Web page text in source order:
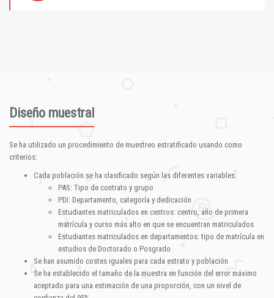
Diseño muestral
Se ha utilizado un procedimiento de muestreo estratificado usando como
criterios:
Cada población se ha clasificado según las diferentes variables:
PAS: Tipo de contrato y grupo
PDI: Departamento, categoría y dedicación
Estudiantes matriculados en centros: centro, año de primera
matrícula y curso más alto en que se encuentran matriculados
Estudiantes matriculados en departamentos: tipo de matrícula en
estudios de Doctorado o Posgrado
Se han asumido costes iguales para cada estrato y población
Se ha establecido el tamaño de la muestra en función del error máximo
aceptado para una estimación de una proporción, con un nivel de